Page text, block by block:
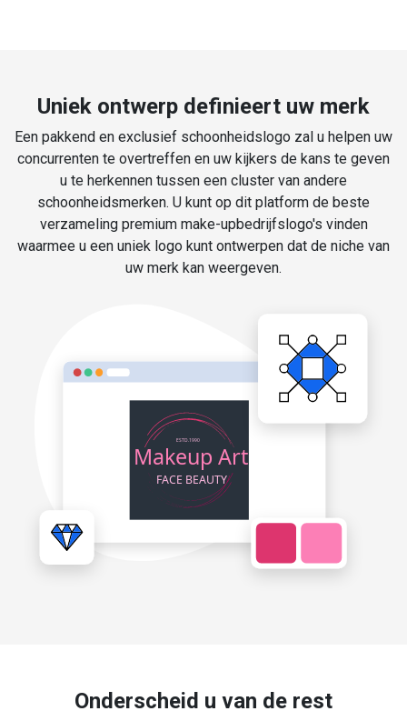
Uniek ontwerp definieert uw merk
Een pakkend en exclusief schoonheidslogo zal u helpen uw
concurrenten te overtreffen en uw kijkers de kans te geven
u te herkennen tussen een cluster van andere
schoonheidsmerken. U kunt op dit platform de beste
verzameling premium make-upbedrijfslogo's vinden
waarmee u een uniek logo kunt ontwerpen dat de niche van
uw merk kan weergeven.
Onderscheid u van de rest